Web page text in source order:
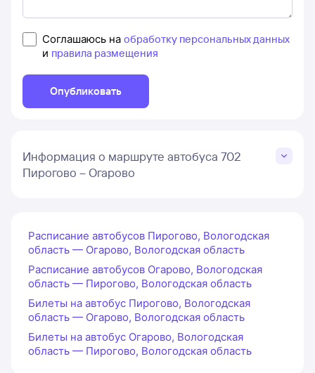
Соглашаюсь на обработку персональных данных
и правила размещения
Опубликовать
Информация о маршруте автобуса 702
Пирогово – Огарово
Расписание автобусов Пирогово, Вологодская
область — Огарово, Вологодская область
Расписание автобусов Огарово, Вологодская
область — Пирогово, Вологодская область
Билеты на автобус Пирогово, Вологодская
область — Огарово, Вологодская область
Билеты на автобус Огарово, Вологодская
область — Пирогово, Вологодская область